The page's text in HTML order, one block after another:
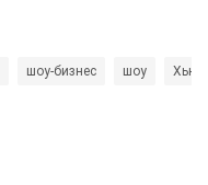
шоу-бизнес шоу Хью